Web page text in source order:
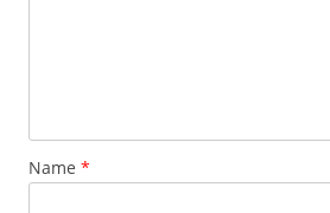
Name *